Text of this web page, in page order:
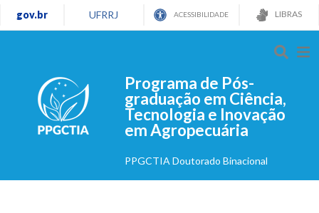
gov.br UFRRJ ACESSIBILIDADE LIBRAS
Programa de Pós-
graduação em Ciência,
Tecnologia e Inovação
em Agropecuária
PPGCTIA Doutorado Binacional